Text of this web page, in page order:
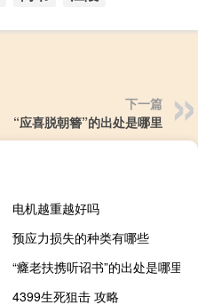
下一篇
“应喜脱朝簪”的出处是哪里
电机越重越好吗
预应力损失的种类有哪些
“癃老扶携听诏书”的出处是哪里
4399生死狙击 攻略